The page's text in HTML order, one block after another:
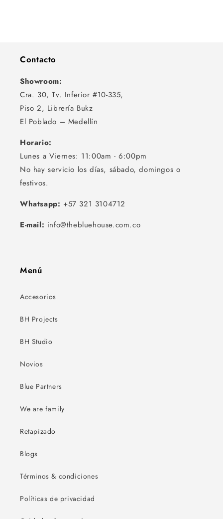
Contacto
Showroom:
Cra. 30, Tv. Inferior #10-335,
Piso 2, Librería Bukz
El Poblado – Medellín
Horario:
Lunes a Viernes: 11:00am - 6:00pm
No hay servicio los días, sábado, domingos o
festivos.
Whatsapp: +57 321 3104712
E-mail: info@thebluehouse.com.co
Menú
Accesorios
BH Projects
BH Studio
Novios
Blue Partners
We are family
Retapizado
Blogs
Términos & condiciones
Políticas de privacidad